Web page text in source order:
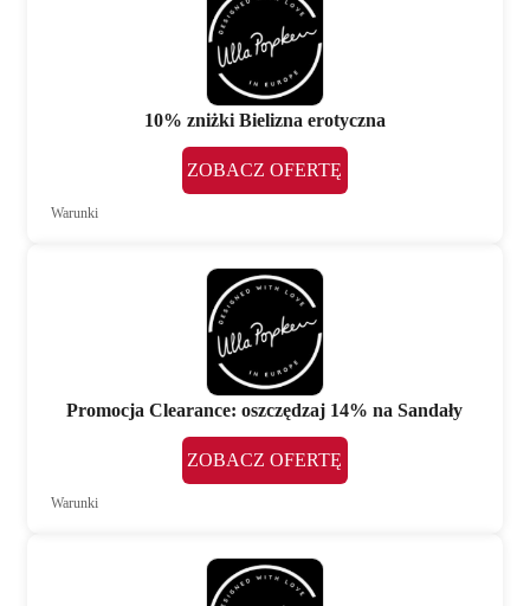
10% zniżki Bielizna erotyczna
ZOBACZ OFERTĘ
Warunki
Promocja Clearance: oszczędzaj 14% na Sandały
ZOBACZ OFERTĘ
Warunki